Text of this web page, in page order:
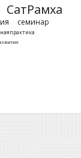
СатРамха
семинар